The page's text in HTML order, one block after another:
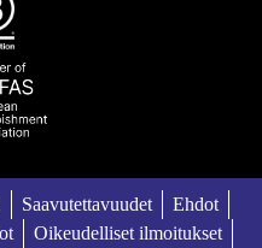
Saavutettavuudet
Ehdot
Oikeudelliset ilmoitukset